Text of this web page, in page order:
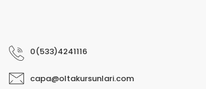
0(533)4241116
capa@oltakursunlari.com